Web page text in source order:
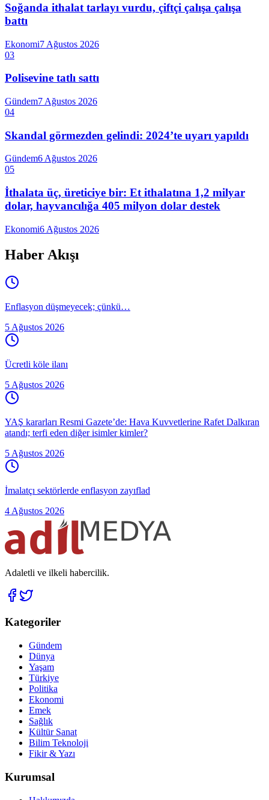
Soğanda ithalat tarlayı vurdu, çiftçi çalışa çalışa
battı
Ekonomi7 Ağustos 2026
03
Polisevine tatlı sattı
Gündem7 Ağustos 2026
04
Skandal görmezden gelindi: 2024’te uyarı yapıldı
Gündem6 Ağustos 2026
05
İthalata üç, üreticiye bir: Et ithalatına 1,2 milyar
dolar, hayvancılığa 405 milyon dolar destek
Ekonomi6 Ağustos 2026
Haber Akışı
Enflasyon düşmeyecek; çünkü…
5 Ağustos 2026
Ücretli köle ilanı
5 Ağustos 2026
YAŞ kararları Resmi Gazete’de: Hava Kuvvetlerine Rafet Dalkıran
atandı; terfi eden diğer isimler kimler?
5 Ağustos 2026
İmalatçı sektörlerde enflasyon zayıflad
4 Ağustos 2026
Adaletli ve ilkeli habercilik.
Kategoriler
Gündem
Dünya
Yaşam
Türkiye
Politika
Ekonomi
Emek
Sağlık
Kültür Sanat
Bilim Teknoloji
Fikir & Yazı
Kurumsal